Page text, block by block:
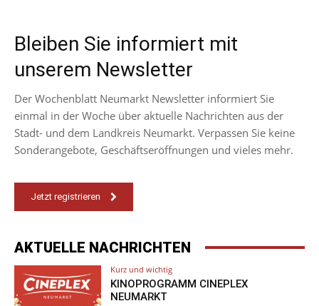
Bleiben Sie informiert mit
unserem Newsletter
Der Wochenblatt Neumarkt Newsletter informiert Sie
einmal in der Woche über aktuelle Nachrichten aus der
Stadt- und dem Landkreis Neumarkt. Verpassen Sie keine
Sonderangebote, Geschäftseröffnungen und vieles mehr.
Jetzt registrieren
AKTUELLE NACHRICHTEN
Kurz und wichtig
KINOPROGRAMM CINEPLEX
NEUMARKT